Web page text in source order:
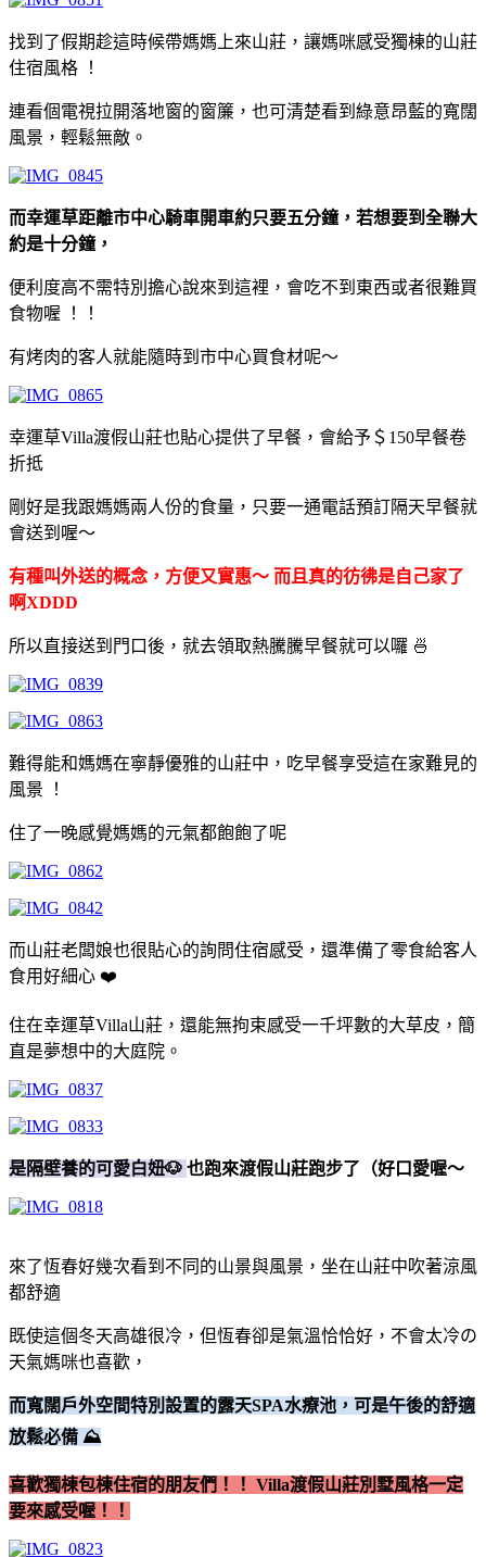
找到了假期趁這時候帶媽媽上來山莊，讓媽咪感受獨棟的山莊
住宿風格 ！
連看個電視拉開落地窗的窗簾，也可清楚看到綠意昂藍的寬闊
風景，輕鬆無敵。
而幸運草距離市中心騎車開車約只要五分鐘，若想要到全聯大
約是十分鐘，
便利度高不需特別擔心說來到這裡，會吃不到東西或者很難買
食物喔 ！！
有烤肉的客人就能隨時到市中心買食材呢～
幸運草Villa渡假山莊也貼心提供了早餐，會給予＄150早餐卷
折抵
剛好是我跟媽媽兩人份的食量，只要一通電話預訂隔天早餐就
會送到喔～
有種叫外送的概念，方便又實惠～ 而且真的彷彿是自己家了
啊XDDD
所以直接送到門口後，就去領取熱騰騰早餐就可以囉 🍜
難得能和媽媽在寧靜優雅的山莊中，吃早餐享受這在家難見的
風景 ！
住了一晚感覺媽媽的元氣都飽飽了呢
而山莊老闆娘也很貼心的詢問住宿感受，還準備了零食給客人
食用好細心 ❤️
住在幸運草Villa山莊，還能無拘束感受一千坪數的大草皮，簡
直是夢想中的大庭院。
是隔壁養的可愛白妞🐶 也跑來渡假山莊跑步了（好口愛喔～
來了恆春好幾次看到不同的山景與風景，坐在山莊中吹著涼風
都舒適
既使這個冬天高雄很冷，但恆春卻是氣溫恰恰好，不會太冷の
天氣媽咪也喜歡，
而寬闊戶外空間特別設置的露天SPA水療池，可是午後的舒適
放鬆必備 ⛰️
喜歡獨棟包棟住宿的朋友們！！ Villa渡假山莊別墅風格一定
要來感受喔！！